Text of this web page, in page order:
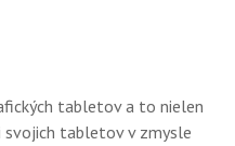
tabletov a to nielen
svojich tabletov v zmysle